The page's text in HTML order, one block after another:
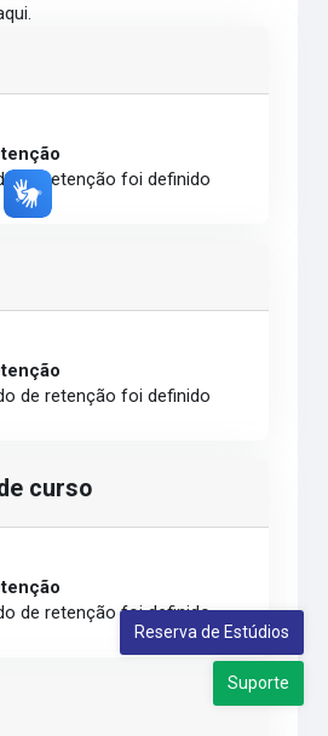
de retenção foi definido
de retenção foi definido
curso
de retenção foi definido
Reserva de Estúdios
Suporte